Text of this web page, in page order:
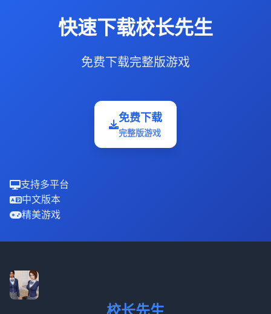
快速下载校长先生
免费下载完整版游戏
免费下载
完整版游戏
支持多平台
中文版本
精美游戏